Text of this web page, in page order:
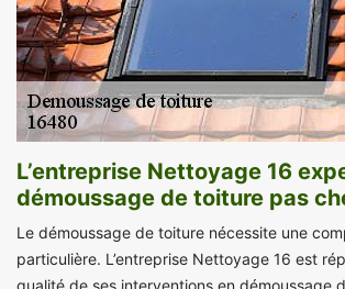
L’entreprise Nettoyage 16
démoussage de toiture pas
Le démoussage de toiture nécessite une
particulière. L’entreprise Nettoyage 16 est